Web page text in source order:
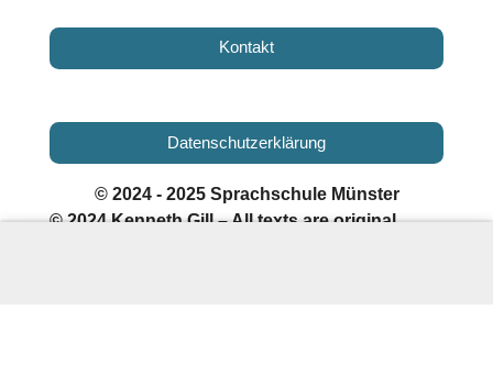
Kontakt
Datenschutzerklärung
© 2024 - 2025 Sprachschule Münster
© 2024 Kenneth Gill – All texts are original